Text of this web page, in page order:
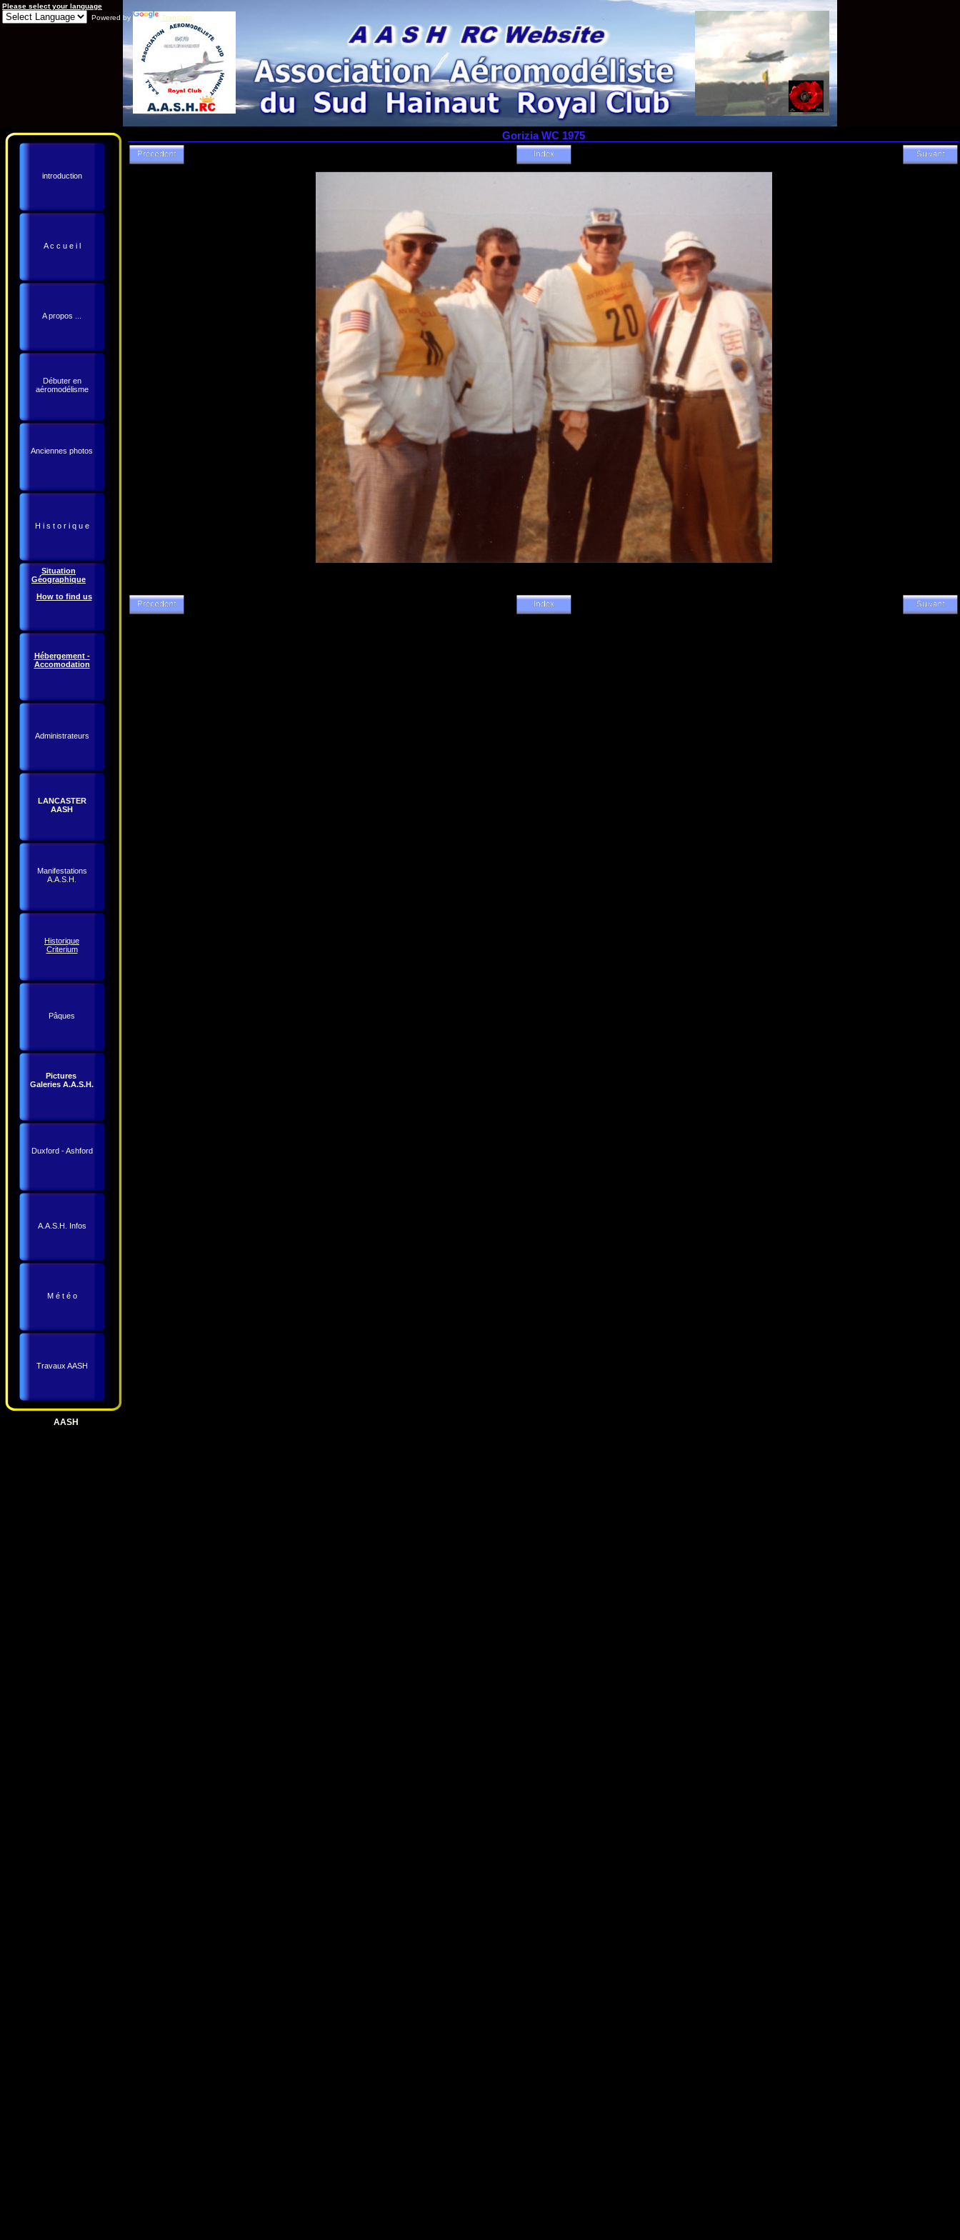
Please select your language
Powered by
Translate
introduction
A c c u e i l
A propos ...
Débuter en
aéromodélisme
Anciennes photos
H i s t o r i q u e
Situation
Géographique
How to find us
Hébergement -
Accomodation
Administrateurs
LANCASTER
AASH
Manifestations
A.A.S.H.
Historique
Criterium
Pâques
Pictures
Galeries A.A.S.H.
Duxford - Ashford
A.A.S.H. Infos
M é t é o
Travaux AASH
AASH
Gorizia WC 1975